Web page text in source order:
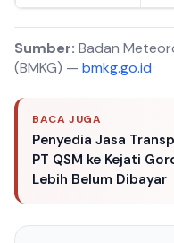
Sumber: Badan
(BMKG) — bmkg.go.id
BACA JUGA
Penyedia Jasa
PT QSM ke Kejati
Lebih Belum Dibayar